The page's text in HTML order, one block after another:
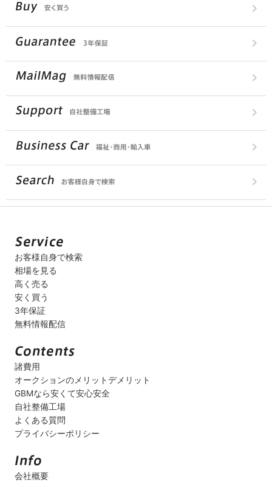
お客様自身で検索
相場を見る
高く売る
安く買う
3年保証
無料情報配信
諸費用
オークションのメリットデメリット
GBMなら安くて安心安全
自社整備工場
よくある質問
プライバシーポリシー
会社概要